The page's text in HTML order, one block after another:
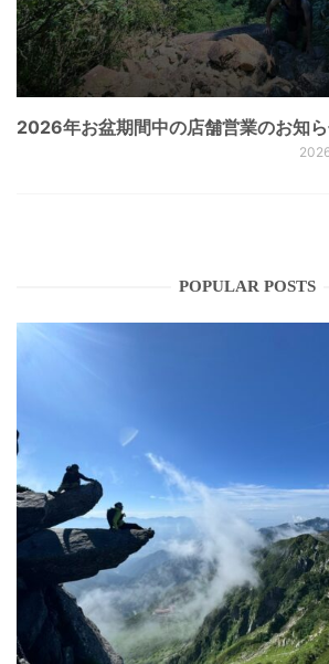
2026年お盆期間中の店舗営業のお知
POPULAR POSTS